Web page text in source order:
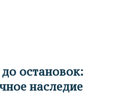
наследие